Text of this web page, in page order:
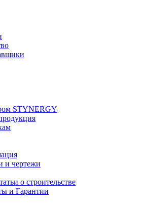
STYNERGY
и чертежи
о строительстве
и Гарантии